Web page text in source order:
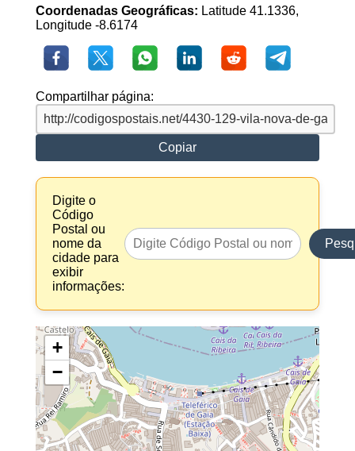
Coordenadas Geográficas: Latitude 41.1336,
Longitude -8.6174
Compartilhar página:
Copiar
Digite o
Código
Postal ou
nome da
cidade para
exibir
informações:
+
−